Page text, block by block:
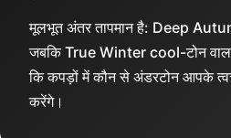
मूलभूत अंतर तापमान है: Deep
जबकि True Winter cool-टोन
कि कपड़ों में कौन से अंडरटोन आपके
करेंगे।